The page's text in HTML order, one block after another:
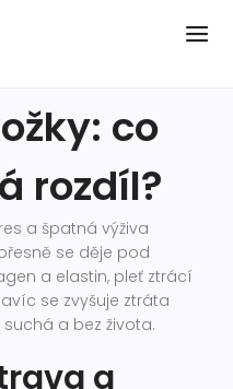
co
rozdíl?
a špatná výživa
se děje pod
a elastin, pleť ztrácí
se zvyšuje ztráta
a bez života.
a